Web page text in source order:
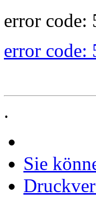
error code:
error code:
.
Sie